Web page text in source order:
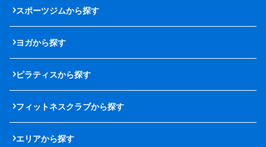
スポーツジムから探す
ヨガから探す
ピラティスから探す
フィットネスクラブから探す
エリアから探す